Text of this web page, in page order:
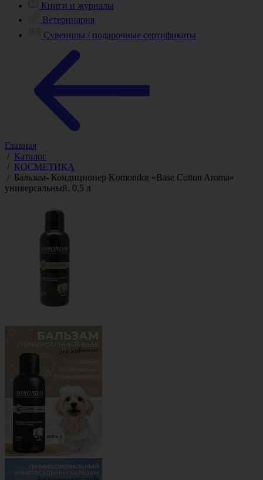
Книги и журналы
Ветеринария
Сувениры / подарочные сертификаты
Главная
/ Каталог
/ КОСМЕТИКА
/ Бальзам- Кондиционер Komondor «Base Cotton Aroma»
универсальный, 0,5 л